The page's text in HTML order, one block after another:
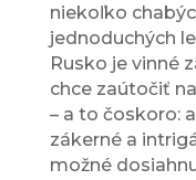
niekoľko
jednoduchých
Rusko je vinné
chce zaútočiť
– a to čoskoro:
zákerné a
možné